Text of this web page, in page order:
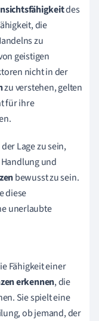
des
die
zu
geistigen
nicht in der
zu verstehen, gelten
für ihre
Lage zu sein,
und
bewusst zu sein.
diese
unerlaubte
Fähigkeit einer
erkennen, die
Sie spielt eine
ob jemand, der